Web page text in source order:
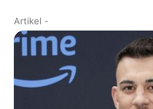
Artikel -